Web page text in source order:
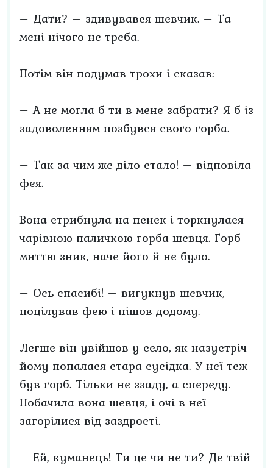
– Дати? – здивувався шевчик. – Та
мені нічого не треба.
Потім він подумав трохи і сказав:
– А не могла б ти в мене забрати? Я б із
задоволенням позбувся свого горба.
– Так за чим же діло стало! – відповіла
фея.
Вона стрибнула на пенек і торкнулася
чарівною паличкою горба шевця. Горб
миттю зник, наче його й не було.
– Ось спасибі! – вигукнув шевчик,
поцілував фею і пішов додому.
Легше він увійшов у село, як назустріч
йому попалася стара сусідка. У неї теж
був горб. Тільки не ззаду, а спереду.
Побачила вона шевця, і очі в неї
загорілися від заздрості.
– Ей, куманець! Ти це чи не ти? Де твій